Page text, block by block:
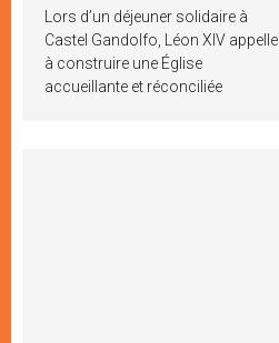
Lors d’un déjeuner solidaire à
Castel Gandolfo, Léon XIV appelle
à construire une Église
accueillante et réconciliée